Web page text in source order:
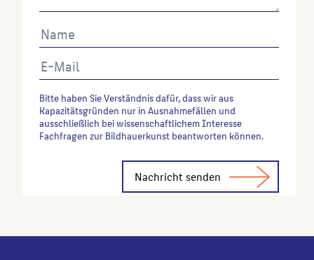
Wenn Sie einzelne Inhalte von dieser Website
verwenden möchten, zitieren Sie bitte wie folgt:
Autor*in des Beitrages, Werktitel, URL, Datum des
Abrufes.
Bitte haben Sie Verständnis dafür, dass wir aus
Kapazitätsgründen nur in Ausnahmefällen und
ausschließlich bei wissenschaftlichem Interesse
Fachfragen zur Bildhauerkunst beantworten können.